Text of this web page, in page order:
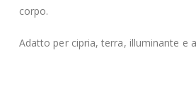
corpo.
Adatto per cipria, terra, illuminante e